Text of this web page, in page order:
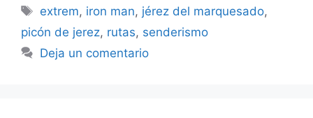
Etiquetas
extrem, iron man, jérez del marquesado,
picón de jerez, rutas, senderismo
Deja un comentario